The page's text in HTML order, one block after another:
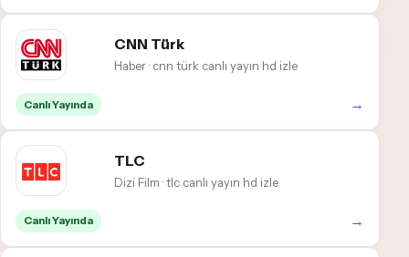
CNN Türk
Haber · cnn türk canlı yayın hd izle
Canlı Yayında →
TLC
Dizi Film · tlc canlı yayın hd izle
Canlı Yayında →